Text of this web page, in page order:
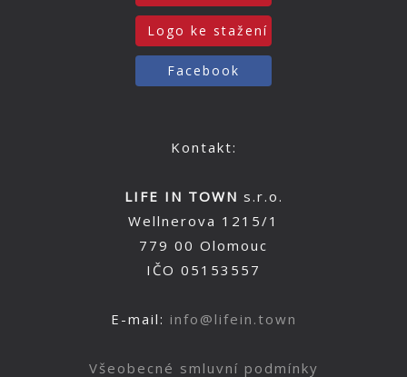
Logo ke stažení
Facebook
Kontakt:
LIFE IN TOWN s.r.o.
Wellnerova 1215/1
779 00 Olomouc
IČO 05153557
E-mail: info@lifein.town
Všeobecné smluvní podmínky